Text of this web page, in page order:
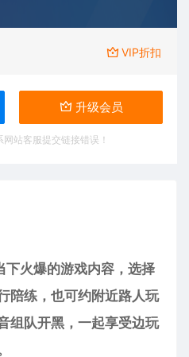
VIP折扣
升级会员
站客服提交链接错误！
下火爆的游戏内容，选择
陪练，也可约附近路人玩
组队开黑，一起享受边玩